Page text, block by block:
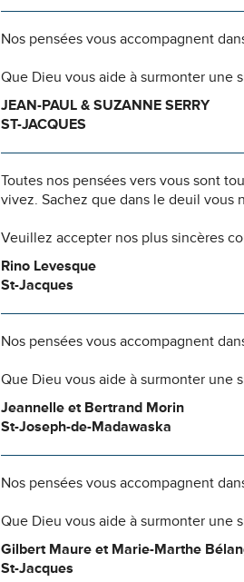
Nos pensées vous accompagnent
Que Dieu vous aide à surmonter une
JEAN-PAUL & SUZANNE SERRY
ST-JACQUES
Toutes nos pensées vers vous sont
vivez. Sachez que dans le deuil vous
Veuillez accepter nos plus sincères
Rino Levesque
St-Jacques
Nos pensées vous accompagnent
Que Dieu vous aide à surmonter une
Jeannelle et Bertrand Morin
St-Joseph-de-Madawaska
Nos pensées vous accompagnent
Que Dieu vous aide à surmonter une
Gilbert Maure et Marie-Marthe
St-Jacques